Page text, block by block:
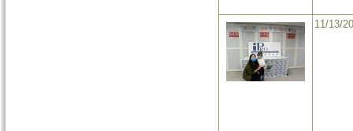
11/13/